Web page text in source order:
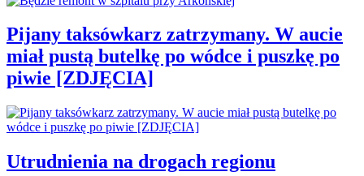
Pijany taksówkarz zatrzymany. W aucie
miał pustą butelkę po wódce i puszkę po
piwie [ZDJĘCIA]
Utrudnienia na drogach regionu